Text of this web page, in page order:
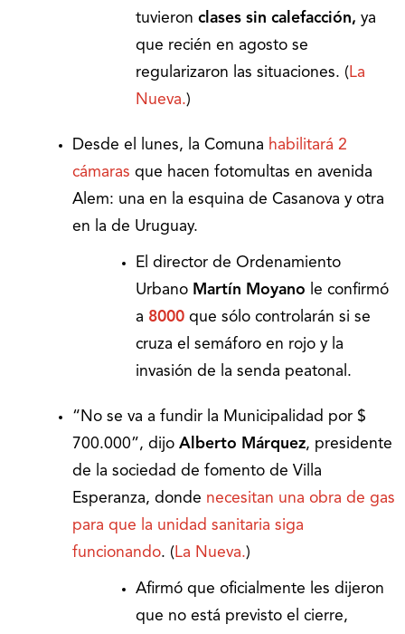
tuvieron clases sin calefacción, ya
que recién en agosto se
regularizaron las situaciones. ( La
Nueva.)
Desde el lunes, la Comuna habilitará 2
cámaras que hacen fotomultas en avenida
Alem: una en la esquina de Casanova y otra
en la de Uruguay.
El director de Ordenamiento
Urbano Martín Moyano le confirmó
a 8000 que sólo controlarán si se
cruza el semáforo en rojo y la
invasión de la senda peatonal.
“No se va a fundir la Municipalidad por $
700.000”, dijo Alberto Márquez, presidente
de la sociedad de fomento de Villa
Esperanza, donde necesitan una obra de gas
para que la unidad sanitaria siga
funcionando. ( La Nueva.)
Afirmó que oficialmente les dijeron
que no está previsto el cierre,